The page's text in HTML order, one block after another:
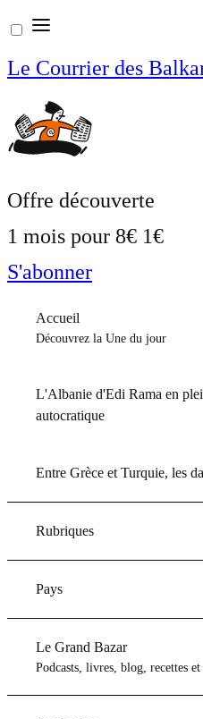
Aller
au
contenu
Le Courrier des
Offre découverte
1 mois pour 8€ 1€
S'abonner
Accueil
Découvrez la Une du jour
L'Albanie d'Edi Rama en
autocratique
Entre Grèce et Turquie, les
Rubriques
Pays
Le Grand Bazar
Podcasts, livres, blog, recettes et